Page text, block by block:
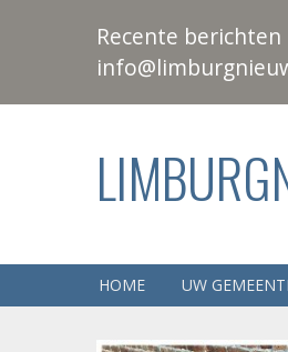
Recente
HOME UW